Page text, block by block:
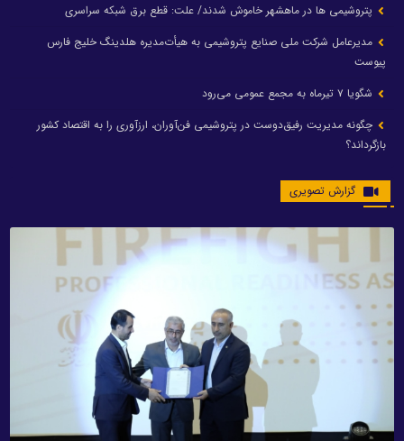
پتروشیمی ها در ماهشهر خاموش شدند/ علت: قطع برق شبکه سراسری
مدیرعامل شرکت ملی صنایع پتروشیمی به هیأت‌مدیره هلدینگ خلیج فارس
پیوست
شگویا ۷ تیرماه به مجمع عمومی می‌رود
چگونه مدیریت رفیق‌دوست در پتروشیمی فن‌آوران، ارزآوری را به اقتصاد کشور
بازگرداند؟
گزارش تصویری